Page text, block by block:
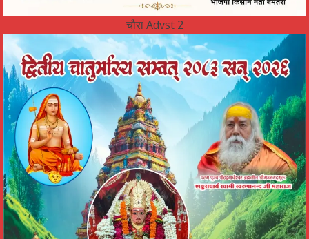
चौरा Advst 2